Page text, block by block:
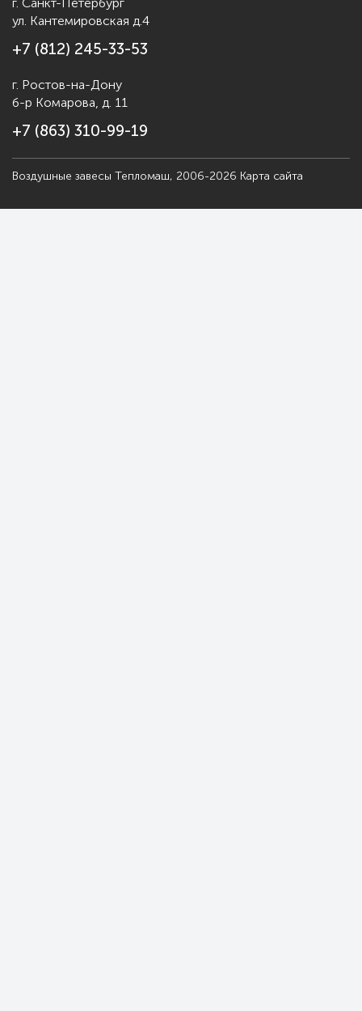
ул. Кантемировская д.4
+7 (812) 245-33-53
г. Ростов-на-Дону
б-р Комарова, д. 11
+7 (863) 310-99-19
Воздушные завесы Тепломаш, 2006-2026 Карта сайта